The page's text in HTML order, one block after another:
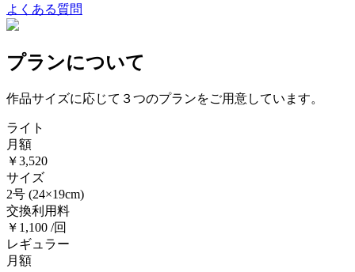
よくある質問
プランについて
作品サイズに応じて３つのプランをご用意しています。
ライト
月額
￥3,520
サイズ
2号 (24×19cm)
交換利用料
￥1,100 /回
レギュラー
月額